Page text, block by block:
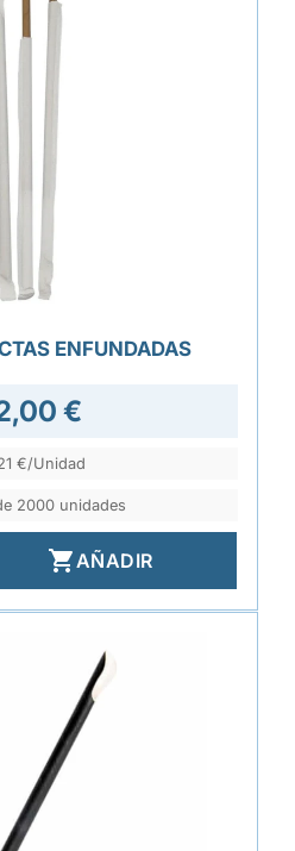
ENFUNDADAS
€
€/Unidad
2000 unidades
AÑADIR